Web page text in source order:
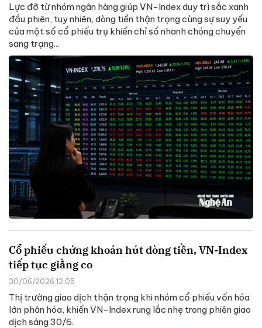
Lực đỡ từ nhóm ngân hàng giúp VN-Index duy trì sắc xanh
đầu phiên, tuy nhiên, dòng tiền thận trọng cùng sự suy yếu
của một số cổ phiếu trụ khiến chỉ số nhanh chóng chuyển
sang trạng...
Cổ phiếu chứng khoán hút dòng tiền, VN-Index
tiếp tục giằng co
30/06/2026 12:05
Thị trường giao dịch thận trọng khi nhóm cổ phiếu vốn hóa
lớn phân hóa, khiến VN-Index rung lắc nhẹ trong phiên giao
dịch sáng 30/6.